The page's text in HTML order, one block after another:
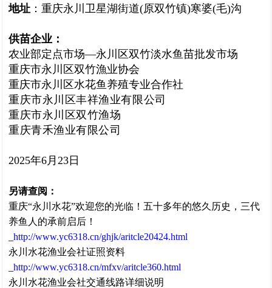
地址 ：重庆永川卫星湖街道(原双竹镇)寒婆(毛)沟
供苗企业：
农业部定点市场—永川区双竹淡水鱼苗批发市场
重庆市永川区双竹漁业协会
重庆市永川区水花鱼养殖专业合作社
重庆市永川区丰祥渔业有限公司
重庆市永川区双竹渔场
重庆青禾渔业有限公司
2025年6月23日
另请查阅：
重庆“永川水花”欢迎您的光临！五十多年的悠久历史，三代
养鱼人的承前启后！
http://www.yc6318.cn/ghjk/aritcle20424.html
永川水花渔业会社证照资料
http://www.yc6318.cn/mfxv/aritcle360.html
永川水花渔业会社交通线路详细说明